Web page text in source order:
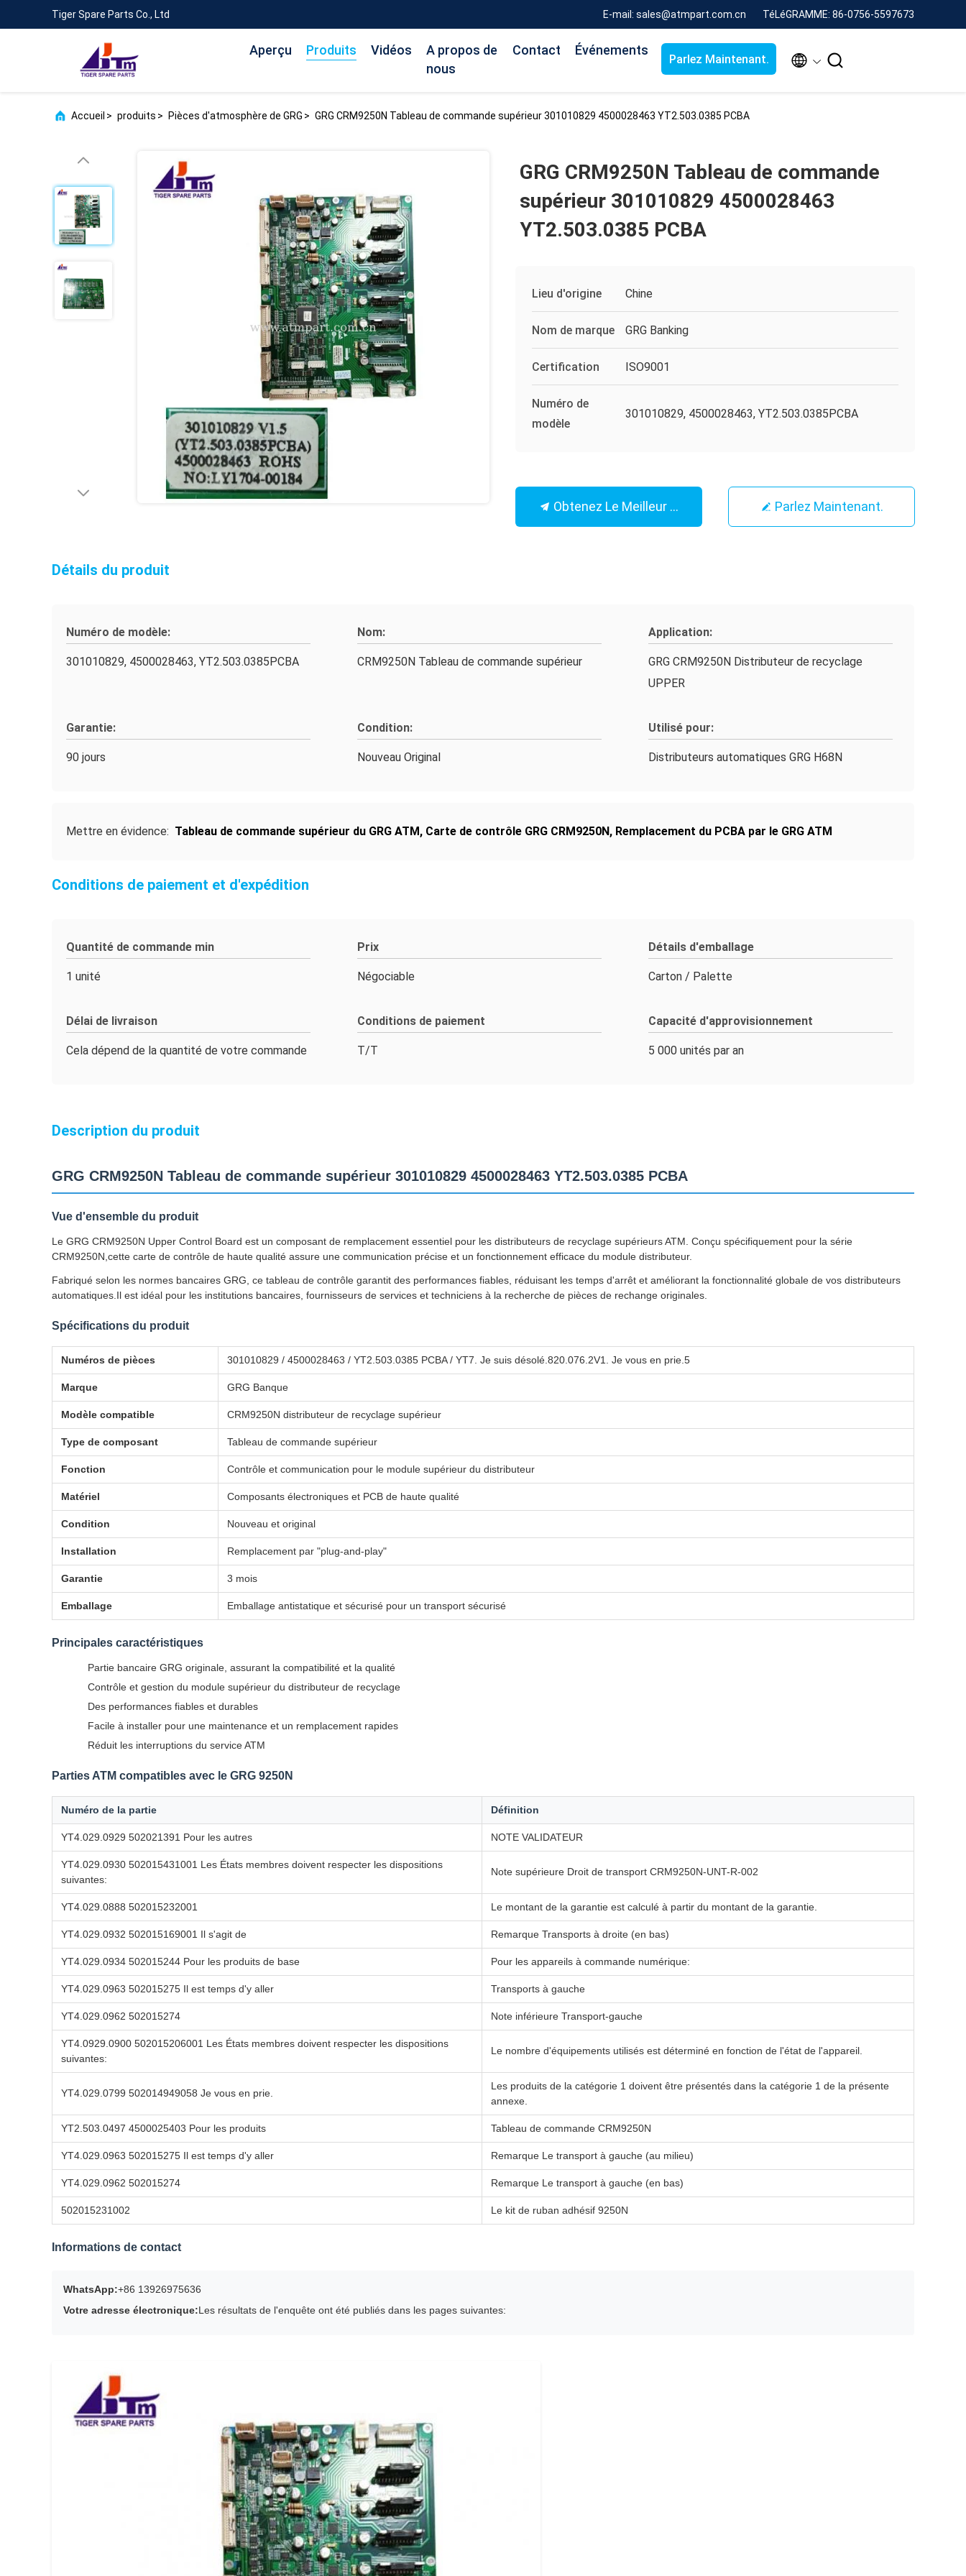
Tiger Spare Parts Co., Ltd E-mail: sales@atmpart.com.cn TéLéGRAMME: 86-0756-5597673
Aperçu Produits Vidéos
A propos de
nous
Contact Événements
Parlez Maintenant.  
Accueil > produits > Pièces d'atmosphère de GRG > GRG CRM9250N Tableau de commande supérieur 301010829 4500028463 YT2.503.0385 PCBA
GRG CRM9250N Tableau de commande
supérieur 301010829 4500028463
YT2.503.0385 PCBA
Lieu d'origine Chine
Nom de marque GRG Banking
Certification ISO9001
Numéro de
modèle
301010829, 4500028463, YT2.503.0385PCBA
Obtenez Le Meilleur Prix Parlez Maintenant.
Détails du produit
Numéro de modèle:
301010829, 4500028463, YT2.503.0385PCBA
Nom:
CRM9250N Tableau de commande supérieur
Application:
GRG CRM9250N Distributeur de recyclage
UPPER
Garantie:
90 jours
Condition:
Nouveau Original
Utilisé pour:
Distributeurs automatiques GRG H68N
Mettre en évidence: Tableau de commande supérieur du GRG ATM, Carte de contrôle GRG CRM9250N, Remplacement du PCBA par le GRG ATM
Conditions de paiement et d'expédition
Quantité de commande min
1 unité
Prix
Négociable
Détails d'emballage
Carton / Palette
Délai de livraison
Cela dépend de la quantité de votre commande
Conditions de paiement
T/T
Capacité d'approvisionnement
5 000 unités par an
Description du produit
GRG CRM9250N Tableau de commande supérieur 301010829 4500028463 YT2.503.0385 PCBA
Vue d'ensemble du produit
Le GRG CRM9250N Upper Control Board est un composant de remplacement essentiel pour les distributeurs de recyclage supérieurs ATM. Conçu spécifiquement pour la série
CRM9250N,cette carte de contrôle de haute qualité assure une communication précise et un fonctionnement efficace du module distributeur.
Fabriqué selon les normes bancaires GRG, ce tableau de contrôle garantit des performances fiables, réduisant les temps d'arrêt et améliorant la fonctionnalité globale de vos distributeurs
automatiques.Il est idéal pour les institutions bancaires, fournisseurs de services et techniciens à la recherche de pièces de rechange originales.
Spécifications du produit
Numéros de pièces 301010829 / 4500028463 / YT2.503.0385 PCBA / YT7. Je suis désolé.820.076.2V1. Je vous en prie.5
Marque GRG Banque
Modèle compatible CRM9250N distributeur de recyclage supérieur
Type de composant Tableau de commande supérieur
Fonction Contrôle et communication pour le module supérieur du distributeur
Matériel Composants électroniques et PCB de haute qualité
Condition Nouveau et original
Installation Remplacement par "plug-and-play"
Garantie 3 mois
Emballage Emballage antistatique et sécurisé pour un transport sécurisé
Principales caractéristiques
Partie bancaire GRG originale, assurant la compatibilité et la qualité
Contrôle et gestion du module supérieur du distributeur de recyclage
Des performances fiables et durables
Facile à installer pour une maintenance et un remplacement rapides
Réduit les interruptions du service ATM
Parties ATM compatibles avec le GRG 9250N
Numéro de la partie Définition
YT4.029.0929 502021391 Pour les autres NOTE VALIDATEUR
YT4.029.0930 502015431001 Les États membres doivent respecter les dispositions
suivantes:
Note supérieure Droit de transport CRM9250N-UNT-R-002
YT4.029.0888 502015232001 Le montant de la garantie est calculé à partir du montant de la garantie.
YT4.029.0932 502015169001 Il s'agit de Remarque Transports à droite (en bas)
YT4.029.0934 502015244 Pour les produits de base Pour les appareils à commande numérique:
YT4.029.0963 502015275 Il est temps d'y aller Transports à gauche
YT4.029.0962 502015274 Note inférieure Transport-gauche
YT4.0929.0900 502015206001 Les États membres doivent respecter les dispositions
suivantes:
Le nombre d'équipements utilisés est déterminé en fonction de l'état de l'appareil.
YT4.029.0799 502014949058 Je vous en prie.
Les produits de la catégorie 1 doivent être présentés dans la catégorie 1 de la présente
annexe.
YT2.503.0497 4500025403 Pour les produits Tableau de commande CRM9250N
YT4.029.0963 502015275 Il est temps d'y aller Remarque Le transport à gauche (au milieu)
YT4.029.0962 502015274 Remarque Le transport à gauche (en bas)
502015231002 Le kit de ruban adhésif 9250N
Informations de contact
WhatsApp:+86 13926975636
Votre adresse électronique:Les résultats de l'enquête ont été publiés dans les pages suivantes: